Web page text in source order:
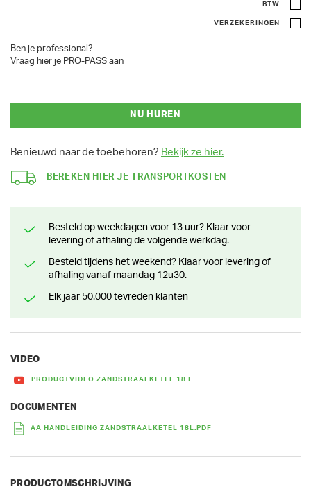
BTW
VERZEKERINGEN
Ben je professional?
Vraag hier je PRO-PASS aan
NU HUREN
Benieuwd naar de toebehoren? Bekijk ze hier.
BEREKEN HIER JE TRANSPORTKOSTEN
Besteld op weekdagen voor 13 uur? Klaar voor
levering of afhaling de volgende werkdag.
Besteld tijdens het weekend? Klaar voor levering of
afhaling vanaf maandag 12u30.
Elk jaar 50.000 tevreden klanten
VIDEO
PRODUCTVIDEO ZANDSTRAALKETEL 18 L
DOCUMENTEN
AA HANDLEIDING ZANDSTRAALKETEL 18L.PDF
PRODUCTOMSCHRIJVING